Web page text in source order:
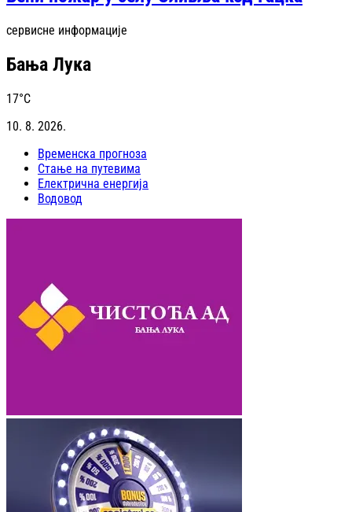
сервисне информације
Бања Лука
17°C
10. 8. 2026.
Временска прогноза
Стање на путевима
Електрична енергија
Водовод